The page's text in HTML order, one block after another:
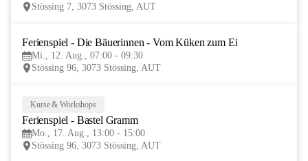
Stössing 7, 3073 Stössing, AUT
Ferienspiel - Die Bäuerinnen - Vom Küken zum Ei
Mi., 12. Aug., 07:00 - 09:30
Stössing 96, 3073 Stössing, AUT
Kurse & Workshops
Ferienspiel - Bastel Gramm
Mo., 17. Aug., 13:00 - 15:00
Stössing 96, 3073 Stössing, AUT